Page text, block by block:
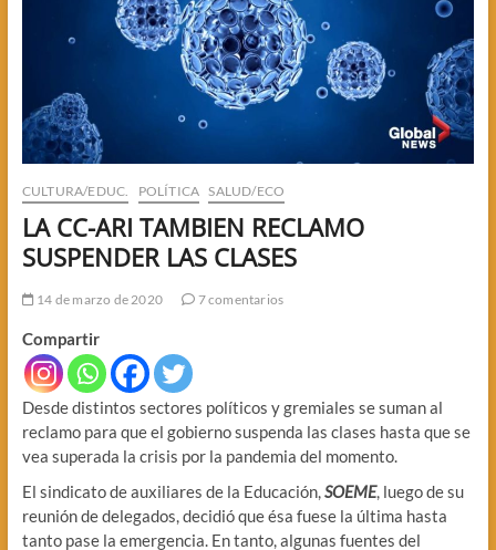
CULTURA/EDUC. POLÍTICA SALUD/ECO
LA CC-ARI TAMBIEN RECLAMO
SUSPENDER LAS CLASES
14 de marzo de 2020 7 comentarios
Compartir
Desde distintos sectores políticos y gremiales se suman al
reclamo para que el gobierno suspenda las clases hasta que se
vea superada la crisis por la pandemia del momento.
El sindicato de auxiliares de la Educación,SOEME, luego de su
reunión de delegados, decidió que ésa fuese la última hasta
tanto pase la emergencia. En tanto, algunas fuentes del